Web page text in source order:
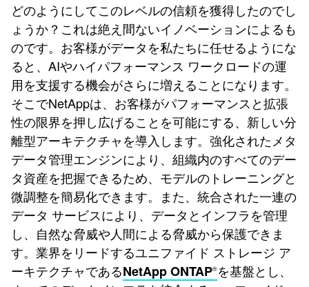
どのようにしてこのレベルの信頼を獲得したのでし
ょうか？これは絶え間ないイノベーションによるも
のです。お客様がデータを私たちに任せるようにな
ると、AIやハイパフォーマンス ワークロードの運
用を支援する機会がさらに増えることになります。
そこでNetAppは、お客様がパフォーマンスと拡張
性の限界を押し広げることを可能にする、新しい分
離型アーキテクチャを導入します。強化されたメタ
データ管理エンジンにより、組織内のすべてのデー
タ資産を把握できるため、モデルのトレーニングと
微調整を簡易化できます。また、統合された一連の
データ サービスにより、データとインフラを管理
し、自然な脅威や人間による脅威から保護できま
す。業界をリードするユニファイド ストレージ ア
ーキテクチャであるNetApp ONTAP®を基盤とし、